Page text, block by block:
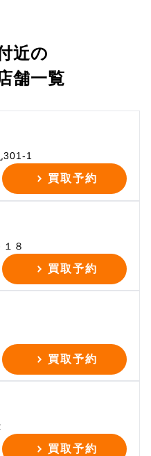
近の
舗一覧
301-1
買取予約
８
買取予約
買取予約
買取予約